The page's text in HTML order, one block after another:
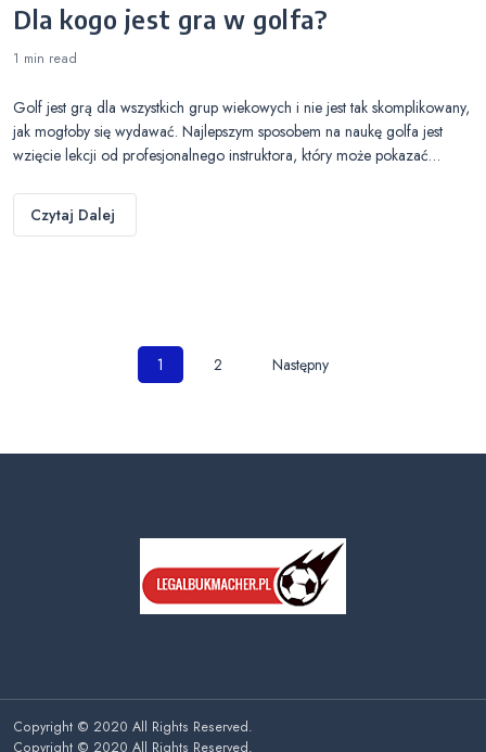
Dla kogo jest gra w golfa?
1 min read
Golf jest grą dla wszystkich grup wiekowych i nie jest tak skomplikowany,
jak mogłoby się wydawać. Najlepszym sposobem na naukę golfa jest
wzięcie lekcji od profesjonalnego instruktora, który może pokazać…
Czytaj Dalej
Nawigacja
1 2 Następny
Copyright © 2020 All Rights Reserved.
Copyright © 2020 All Rights Reserved.